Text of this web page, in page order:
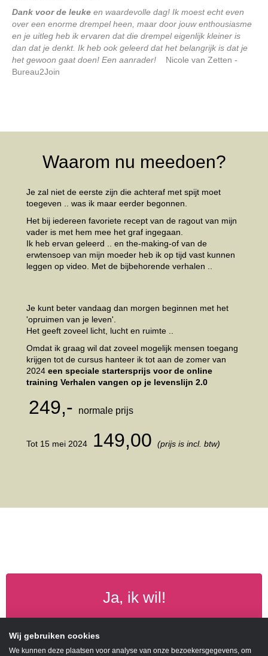
Dank voor de leuke en waardevolle dag! Ik moest echt even
over een enorme drempel heen, maar door jouw enthousiasme
en je uitleg heb ik ervaren dat die drempel eigenlijk kleiner is
dan dat je denkt. Ik heb ook geleerd dat het belangrijk is dat je
het gewoon gaat doen! Een aanrader!
Nicole van Zetten -
Bureau2Join
Waarom nu meedoen?
Je zal niet de eerste zijn die achteraf met spijt moet
toegeven .. was ik maar eerder begonnen.
Het bij iedereen favoriete recept van de ragout van mijn
vader is met hem mee het graf ingegaan.
Ik heb ervan geleerd .. en the-making-of van de
erwtensoep van mijn moeder heb ik op tijd vast kunnen
leggen op video. Met de bijbehorende verhalen ..
Je kunt beter vandaag dan morgen beginnen met het
'opruimen van je leven'.
Het geeft zoveel licht, lucht en ruimte ..
Omdat ik graag wil dat zoveel mogelijk mensen toegang
krijgen tot de cursus hanteer ik tot aan de zomer van
2024 een speciale startersprijs voor de online
training Verhalen vangen op je levenslijn 2.0
249,- normale prijs
Tot 15 mei 2024 149,00 (prijs is incl. btw)
Ja, ik wil!
Wij gebruiken cookies
We kunnen deze plaatsen voor analyse van onze bezoekersgegevens, om